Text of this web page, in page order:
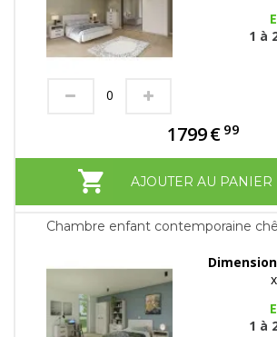
1 à
1799€ 99
AJOUTER AU PANIER
Chambre enfant contemporaine
1 à